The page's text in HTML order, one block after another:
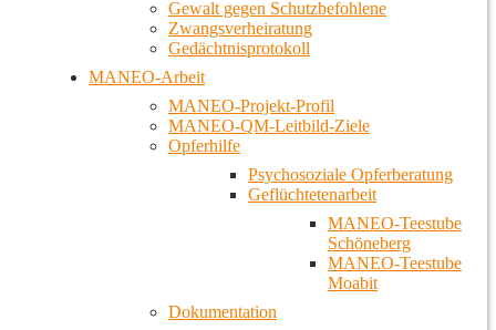
Gewalt gegen Schutzbefohlene
Zwangsverheiratung
Gedächtnisprotokoll
MANEO-Arbeit
MANEO-Projekt-Profil
MANEO-QM-Leitbild-Ziele
Opferhilfe
Psychosoziale Opferberatung
Geflüchtetenarbeit
MANEO-Teestube
Schöneberg
MANEO-Teestube
Moabit
Dokumentation